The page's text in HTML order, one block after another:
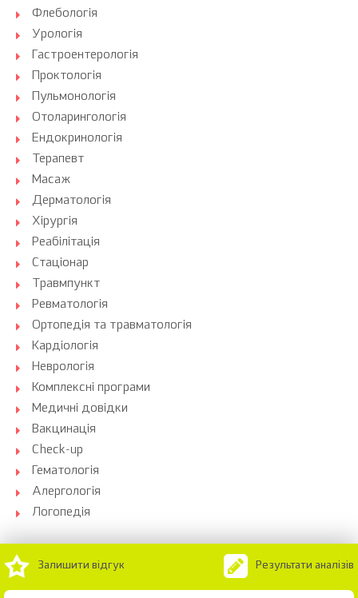
Флебологія
Урологія
Гастроентерологія
Проктологія
Пульмонологія
Отоларингологія
Ендокринологія
Терапевт
Масаж
Дерматологія
Хірургія
Реабілітація
Стаціонар
Травмпункт
Ревматологія
Ортопедія та травматологія
Кардіологія
Неврологія
Комплексні програми
Медичні довідки
Вакцинація
Check-up
Гематологія
Алергологія
Логопедія
Залишити відгук Результати аналізів